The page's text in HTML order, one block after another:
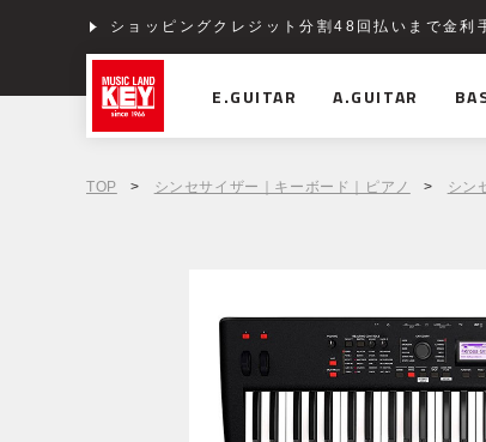
ショッピングクレジット分割48回払いまで金利
E.GUITAR A.GUITAR
TOP > シンセサイザー｜キーボード｜ピアノ > シン